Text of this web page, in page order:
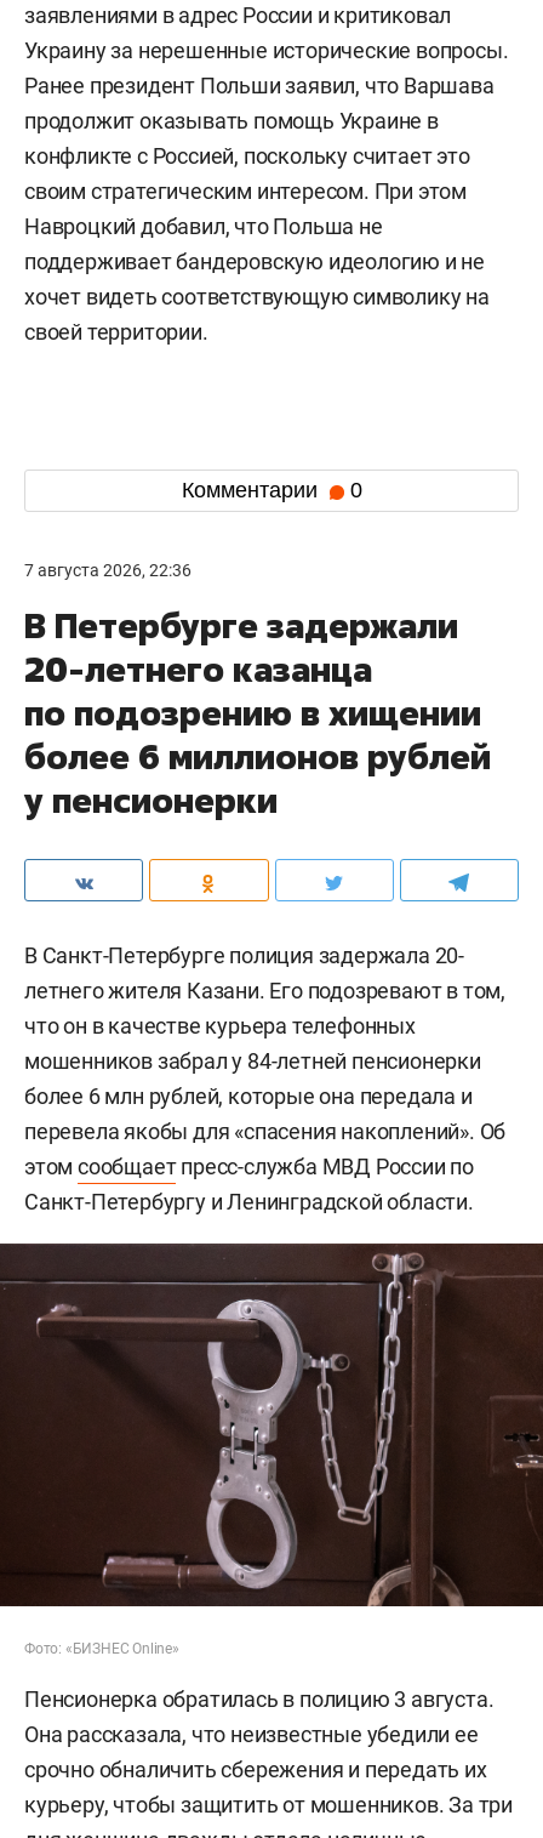
заявлениями в адрес России и критиковал
Украину за нерешенные исторические вопросы.
Ранее президент Польши заявил, что Варшава
продолжит оказывать помощь Украине в
конфликте с Россией, поскольку считает это
своим стратегическим интересом. При этом
Навроцкий добавил, что Польша не
поддерживает бандеровскую идеологию и не
хочет видеть соответствующую символику на
своей территории.
Комментарии 0
7 августа 2026, 22:36
В Петербурге задержали
20-летнего казанца
по подозрению в хищении
более 6 миллионов рублей
у пенсионерки
В Санкт-Петербурге полиция задержала 20-
летнего жителя Казани. Его подозревают в том,
что он в качестве курьера телефонных
мошенников забрал у 84-летней пенсионерки
более 6 млн рублей, которые она передала и
перевела якобы для «спасения накоплений». Об
этом сообщаетпресс-служба МВД России по
Санкт-Петербургу и Ленинградской области.
Фото: «БИЗНЕС Online»
Пенсионерка обратилась в полицию 3 августа.
Она рассказала, что неизвестные убедили ее
срочно обналичить сбережения и передать их
курьеру, чтобы защитить от мошенников. За три